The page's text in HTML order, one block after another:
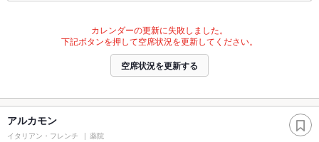
カレンダーの更新に失敗しました。
下記ボタンを押して空席状況を更新してください。
空席状況を更新する
アルカモン
イタリアン・フレンチ 薬院